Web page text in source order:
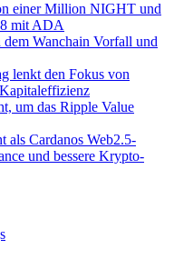
einer Million NIGHT und
mit ADA
Wanchain Vorfall und
lenkt den Fokus von
um das Ripple Value
als Cardanos Web2.5-
und bessere Krypto-